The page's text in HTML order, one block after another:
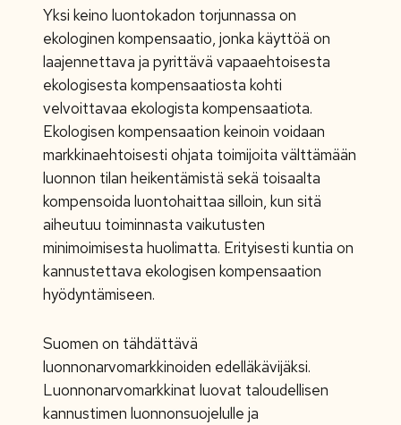
Yksi keino luontokadon torjunnassa on
ekologinen kompensaatio, jonka käyttöä on
laajennettava ja pyrittävä vapaaehtoisesta
ekologisesta kompensaatiosta kohti
velvoittavaa ekologista kompensaatiota.
Ekologisen kompensaation keinoin voidaan
markkinaehtoisesti ohjata toimijoita välttämään
luonnon tilan heikentämistä sekä toisaalta
kompensoida luontohaittaa silloin, kun sitä
aiheutuu toiminnasta vaikutusten
minimoimisesta huolimatta. Erityisesti kuntia on
kannustettava ekologisen kompensaation
hyödyntämiseen.
Suomen on tähdättävä
luonnonarvomarkkinoiden edelläkävijäksi.
Luonnonarvomarkkinat luovat taloudellisen
kannustimen luonnonsuojelulle ja